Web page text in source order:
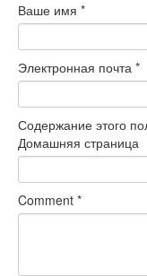
Ваше имя *
Электронная почта *
Содержание этого
Домашняя страница
Comment *